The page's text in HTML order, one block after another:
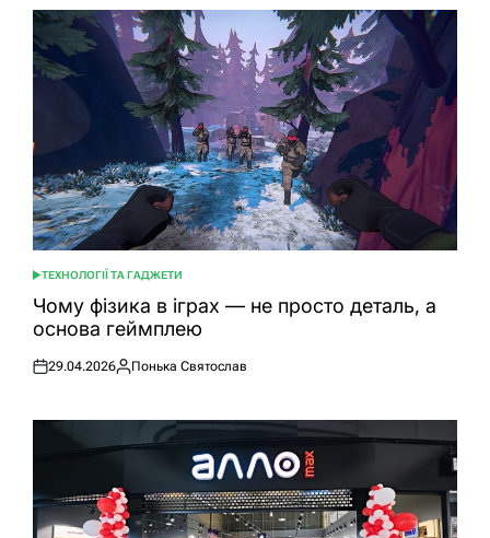
ОПУБЛІКУВАТИ
У
ТЕХНОЛОГІЇ ТА ГАДЖЕТИ
Чому фізика в іграх — не просто деталь, а
основа геймплею
Оприлюднено
29.04.2026
Опубліковано
Понька Святослав